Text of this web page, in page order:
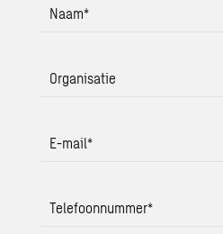
Naam*
Organisatie
E-mail*
Telefoonnummer*